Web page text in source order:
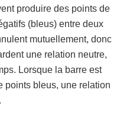
produire des points de
(bleus) entre deux
mutuellement, donc
une relation neutre,
Lorsque la barre est
points bleus, une relation